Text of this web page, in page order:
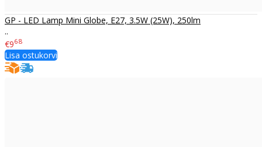
GP - LED Lamp Mini Globe, E27, 3.5W (25W), 250lm
..
€968
Lisa ostukorvi